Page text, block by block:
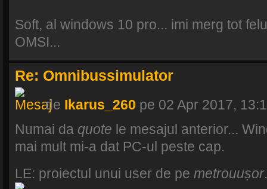
Soft, al windows 10 pro... imi merg tot
OMSI...
Re: Omnibussimulator
de Ikarus_260 pe 02 Apr 2017,
Numai da quote le mesajul anterior...
mai mult mi-a dat PC-ul peste cap.
LE: proiectul unui user de pe metrouușor